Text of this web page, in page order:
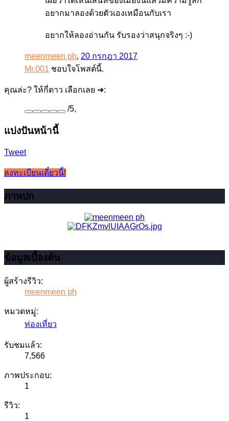
อยากมาลองด้วยตัวเองเหมือนกับเรา
อยากให้ลองอ่านกัน รับรองว่าสนุกจริงๆ :-)
meenmeen ph, 20 กรกฎา 2017
Mr.001 ชอบใจโพสต์นี้.
คุณล่ะ? ให้กี่ดาว เลือกเลย ➜:
/5,
แบ่งปันหน้านี้
Tweet
ลงทะเบียนเดี๋ยวนี้!
ภาพปก
ข้อมูลเบื้องต้น
ผู้สร้างรีวิว:
meenmeen ph
หมวดหมู่:
ท่องเที่ยว
รับชมแล้ว:
7,566
ภาพประกอบ:
1
รีวิว:
1